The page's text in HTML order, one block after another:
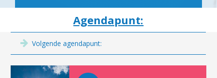
Agendapunt:
Volgende agendapunt: